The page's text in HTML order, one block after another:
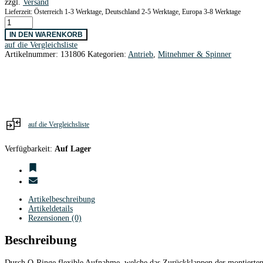
zzgl. Versand
Lieferzeit: Österreich 1-3 Werktage, Deutschland 2-5 Werktage, Europa 3-8 Werktage
Prop
Adapter
3,17
/
8,0
Menge
IN DEN WARENKORB
auf die Vergleichsliste
Artikelnummer: 131806 Kategorien: Antrieb Mitnehmer & Spinner
auf die Vergleichsliste
Verfügbarkeit: Auf Lager
Artikelbeschreibung
Artikeldetails
Rezensionen (0)
Beschreibung